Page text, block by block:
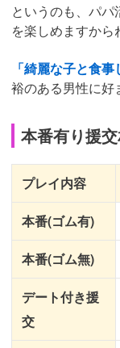
というのも、パパ
を楽しめますから
「綺麗な子と食
裕のある男性に好
本番有り援
プレイ内容
本番(ゴム有)
本番(ゴム無)
デート付き援
交